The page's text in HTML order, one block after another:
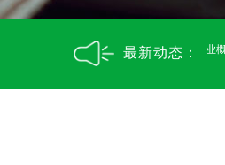
最新动态：
一文看懂世界最大轻质碳酸钙企业概况